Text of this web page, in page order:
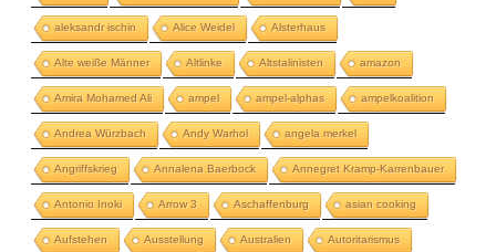
aleksandr ischin Alice Weidel Alsterhaus
Alte weiße Männer Altlinke Altstalinisten amazon
Amira Mohamed Ali ampel ampel-alphas ampelkoalition
Andrea Würzbach Andy Warhol angela merkel
Angriffskrieg Annalena Baerbock Annegret Kramp-Karrenbauer
Antonio Inoki Arrow 3 Aschaffenburg asian cooking
Aufstehen Ausstellung Australien Autoritarismus